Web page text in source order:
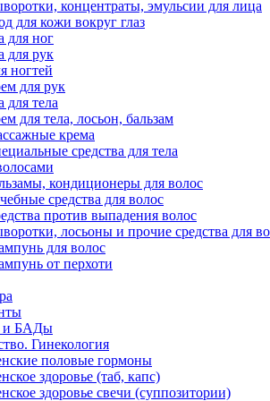
концентраты, эмульсии для лица
для кожи вокруг глаз
для ног
для рук
ногтей
для рук
для тела
для тела, лосьон, бальзам
крема
средства для тела
кондиционеры для волос
средства для волос
против выпадения волос
лосьоны и прочие средства для
для волос
от перхоти
и БАДы
Гинекология
половые гормоны
здоровье (таб, капс)
здоровье свечи (суппозитории)